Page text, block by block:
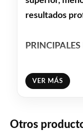
resultados
• Súper
VER MÁS
Otros